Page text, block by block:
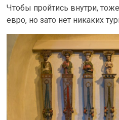
Чтобы пройтись внутри,
евро, но зато нет никаких